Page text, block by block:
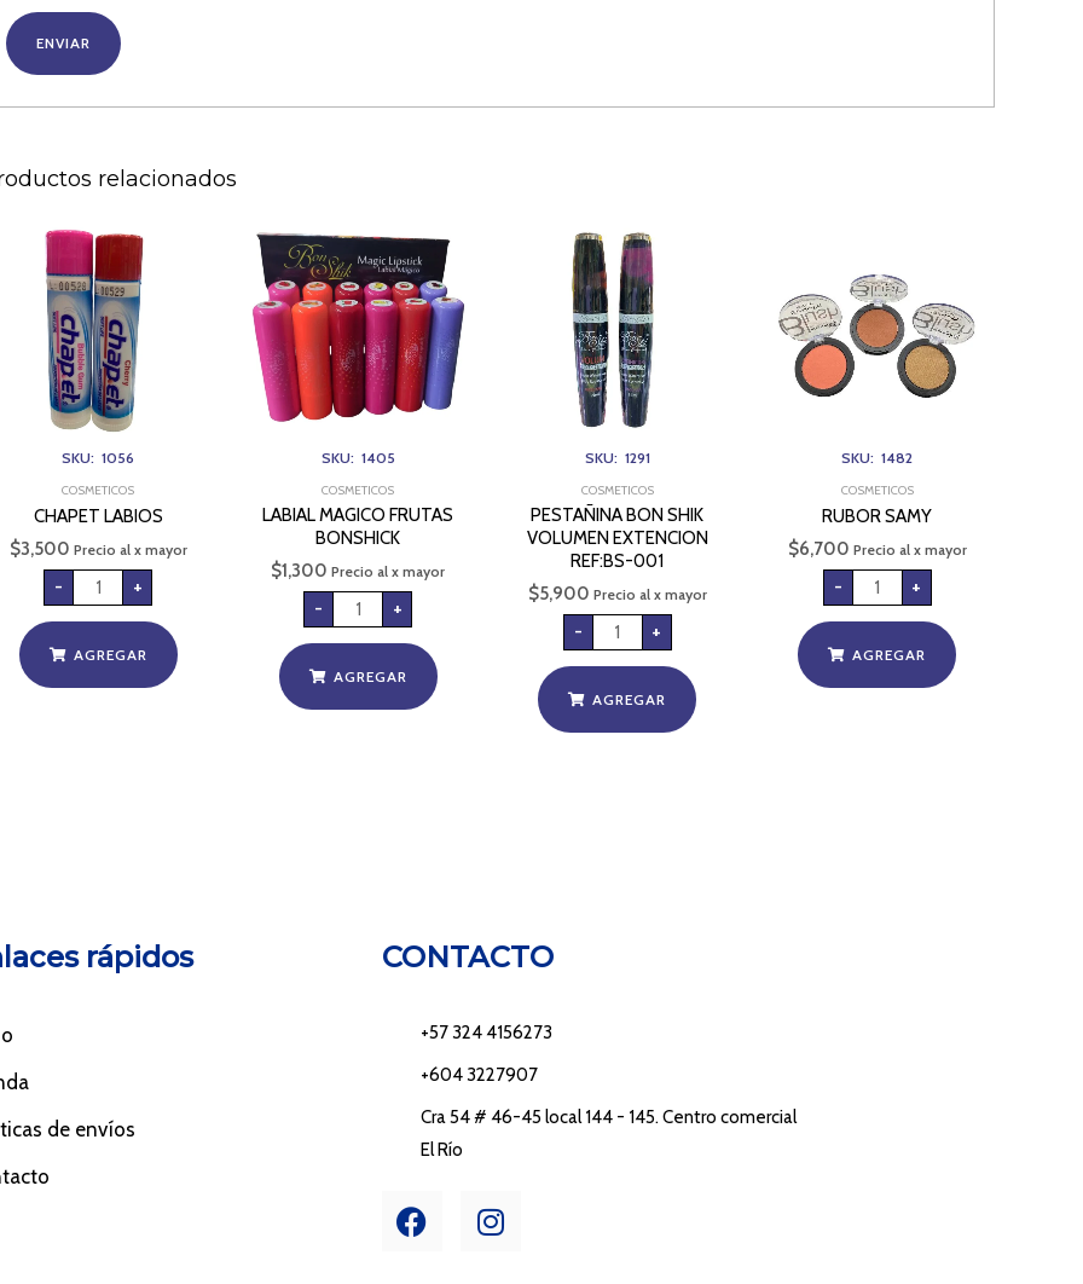
relacionados
SKU: 1056
COSMETICOS
CHAPET LABIOS
$3,500 Precio al x mayor
-
LABIOS
cantidad
+
AGREGAR
SKU: 1405
COSMETICOS
LABIAL MAGICO FRUTAS
BONSHICK
$1,300 Precio al x mayor
-
FRUTAS
BONSHICK
cantidad
+
AGREGAR
SKU: 1291
COSMETICOS
PESTAÑINA BON SHIK
VOLUMEN EXTENCION
REF:BS-001
$5,900 Precio al x mayor
-
BON
SHIK
VOLUMEN
EXTENCION
REF:BS-
001
cantidad
+
AGREGAR
SKU: 1482
COSMETICOS
RUBOR SAMY
$6,700 Precio al x mayor
- +
AGREGAR
rápidos
de envíos
CONTACTO
+57 324 4156273
+604 3227907
Cra 54 # 46-45 local 144 - 145. Centro comercial
El Río
F
a
I
n